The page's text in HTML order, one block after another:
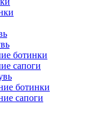
ботинки
сапоги
ботинки
сапоги